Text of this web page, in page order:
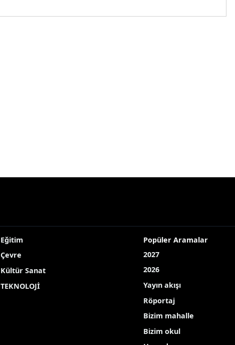
Eğitim
Çevre
Kültür Sanat
TEKNOLOJİ
Popüler Aramalar
2027
2026
Yayın akışı
Röportaj
Bizim mahalle
Bizim okul